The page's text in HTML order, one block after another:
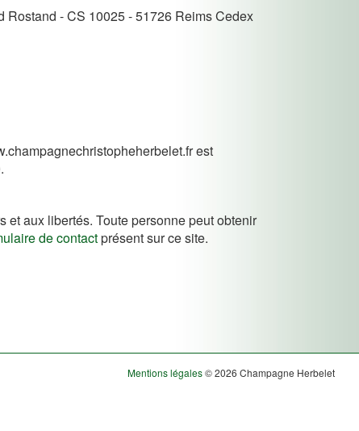
Rostand - CS 10025 - 51726 Reims Cedex
est
et aux libertés. Toute personne peut obtenir
de contactprésent sur ce site.
Mentions légales© 2026 Champagne Herbelet